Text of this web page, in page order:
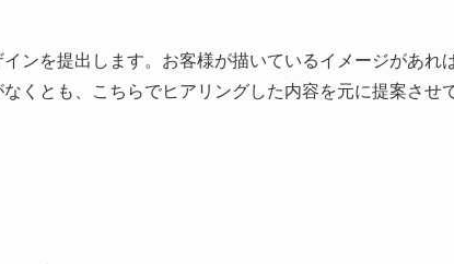
ンを提出します。お客様が描いているイメージがあれ
くとも、こちらでヒアリングした内容を元に提案させ